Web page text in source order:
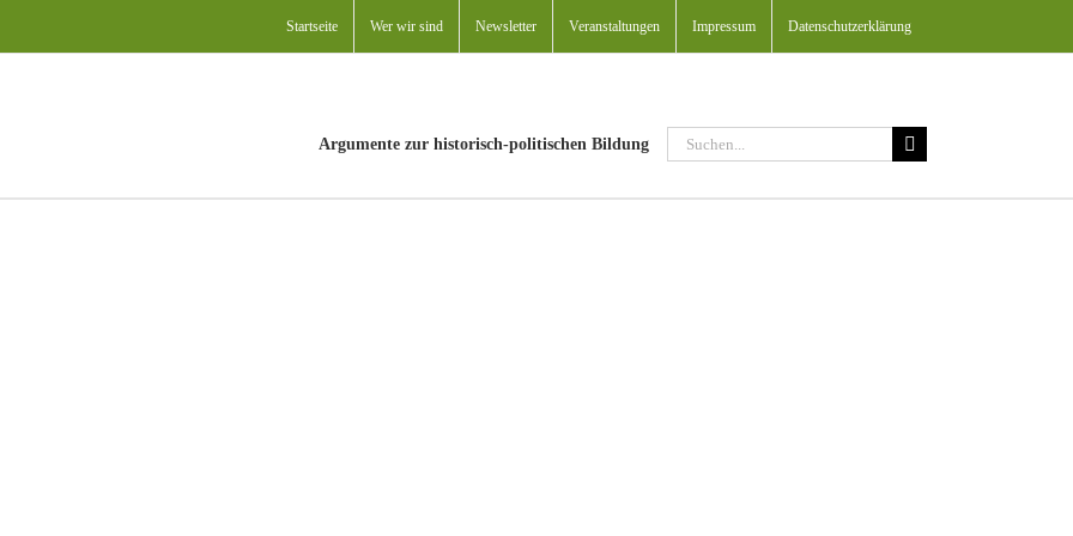
Startseite Wer wir sind Newsletter Veranstaltungen Impressum Datenschutzerklärung
Argumente zur historisch-politischen Bildung
Suche
nach: